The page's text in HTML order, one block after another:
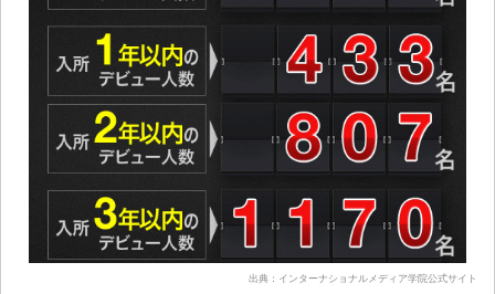
出典：インターナショナルメディア学院公式サイト